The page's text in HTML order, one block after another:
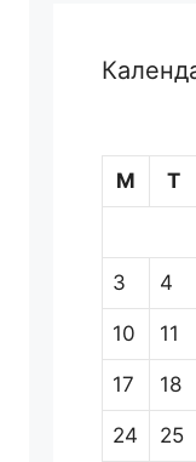
M
T
3 4
10 11
17 18
24 25